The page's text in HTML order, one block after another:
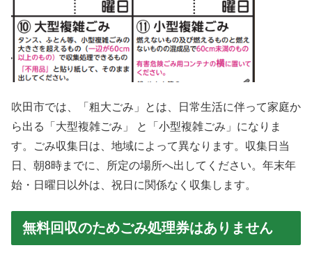
吹田市では、「粗大ごみ」とは、日常生活に伴って家庭か
ら出る「大型複雑ごみ」 と「小型複雑ごみ」になりま
す。ごみ収集日は、地域によって異なります。収集日当
日、朝8時までに、所定の場所へ出してください。年末年
始・日曜日以外は、祝日に関係なく収集します。
無料回収のためごみ処理券はありません